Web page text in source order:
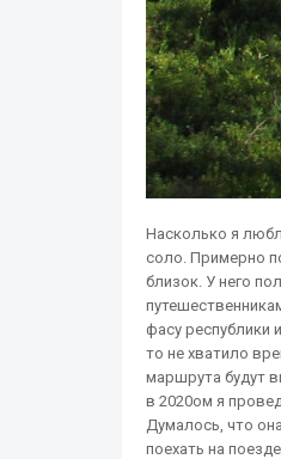
Насколько я
соло. Примерно
близок. У него
фасу республики
то не хватило
маршрута будут
в 2020ом я
Думалось, что
поехать на